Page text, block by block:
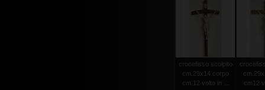
crocefisso scolpito
cm.29x14 corpo
cm.12 volto in ...
cm12